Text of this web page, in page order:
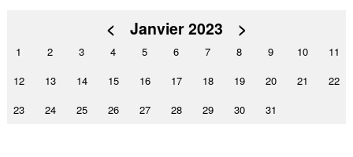
< Janvier 2023 >
1 2 3 4 5 6 7 8 9 10
11
12
13 14 15 16 17 18 19 20 21
22
23
24 25 26 27 28 29 30 31